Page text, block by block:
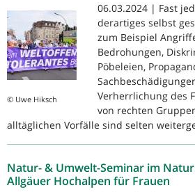
© Uwe Hiksch
06.03.2024 | Fast
derartiges selbst
zum Beispiel
Bedrohungen,
Pöbeleien,
Verherrlichung des
von rechten
alltäglichen Vorfälle sind selten
Natur- & Umwelt-Seminar im
Allgäuer Hochalpen für Frauen